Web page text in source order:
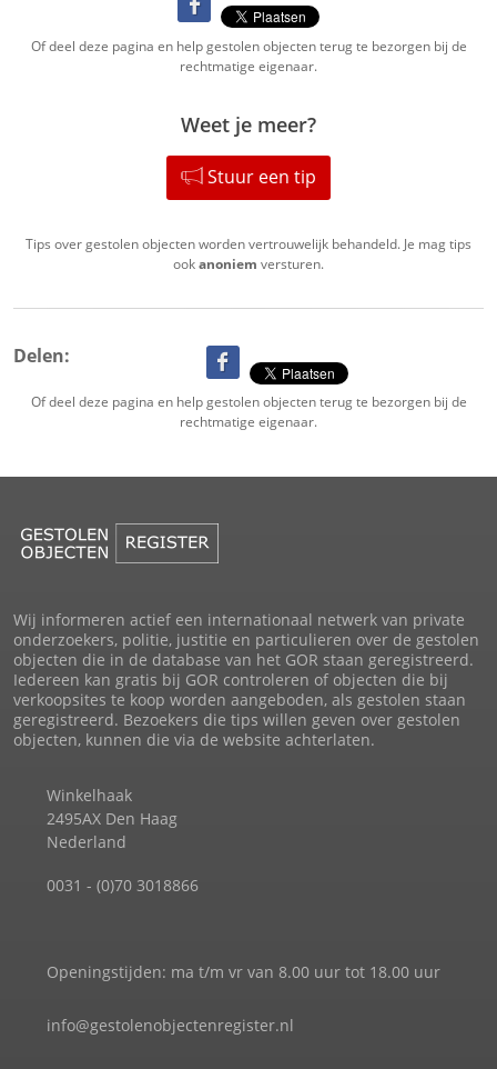
Of deel deze pagina en help gestolen objecten terug te bezorgen bij de
rechtmatige eigenaar.
Weet je meer?
Stuur een tip
Tips over gestolen objecten worden vertrouwelijk behandeld. Je mag tips
ookanoniem versturen.
Delen:
Of deel deze pagina en help gestolen objecten terug te bezorgen bij de
rechtmatige eigenaar.
Wij informeren actief een internationaal netwerk van private
onderzoekers, politie, justitie en particulieren over de gestolen
objecten die in de database van het GOR staan geregistreerd.
Iedereen kan gratis bij GOR controleren of objecten die bij
verkoopsites te koop worden aangeboden, als gestolen staan
geregistreerd. Bezoekers die tips willen geven over gestolen
objecten, kunnen die via de website achterlaten.
Winkelhaak
2495AX Den Haag
Nederland
0031 - (0)70 3018866
Openingstijden: ma t/m vr van 8.00 uur tot 18.00 uur
info@gestolenobjectenregister.nl